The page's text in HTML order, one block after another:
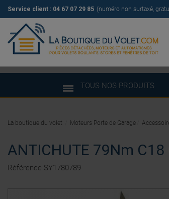
Service client : 04 67 07 29 85 (numéro non surtaxé,
TOUS NOS PRODUITS
ANTICHUTE 79Nm C18
Référence SY1780789
La boutique du volet Moteurs Porte de Garage